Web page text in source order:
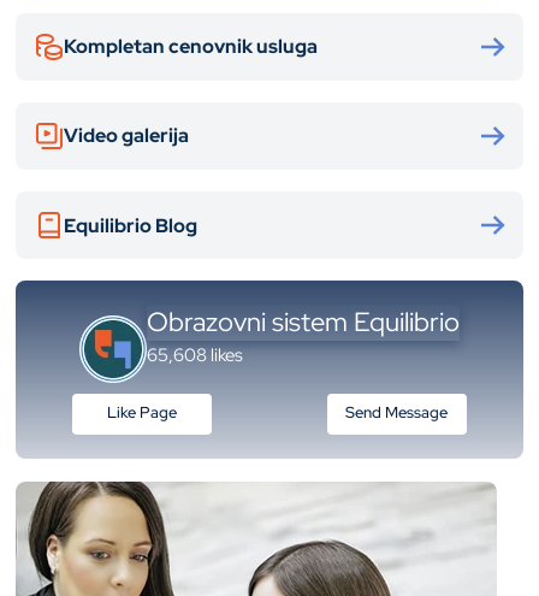
Kompletan cenovnik usluga
Video galerija
Equilibrio Blog
Obrazovni sistem Equilibrio
65,608 likes
Like Page Send Message